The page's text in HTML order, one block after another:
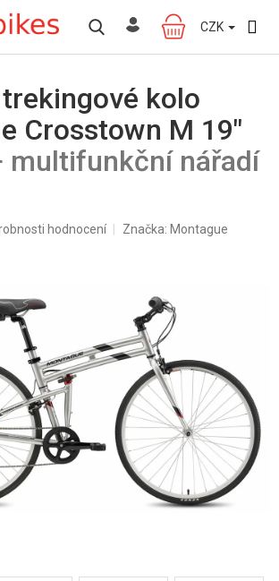
NÁKUPNÍ
KOŠÍK
CZK
kolo
Crosstown M 19"
multifunkční nářadí
hodnocení Značka: Montague